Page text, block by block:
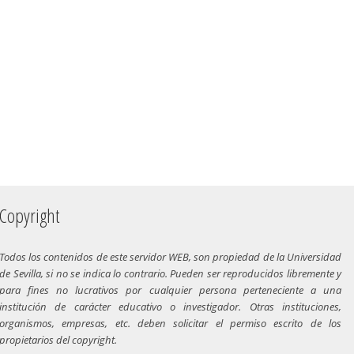
Copyright
Todos los contenidos de este servidor WEB, son propiedad de la Universidad
de Sevilla, si no se indica lo contrario. Pueden ser reproducidos libremente y
para fines no lucrativos por cualquier persona perteneciente a una
institución de carácter educativo o investigador. Otras instituciones,
organismos, empresas, etc. deben solicitar el permiso escrito de los
propietarios del copyright.